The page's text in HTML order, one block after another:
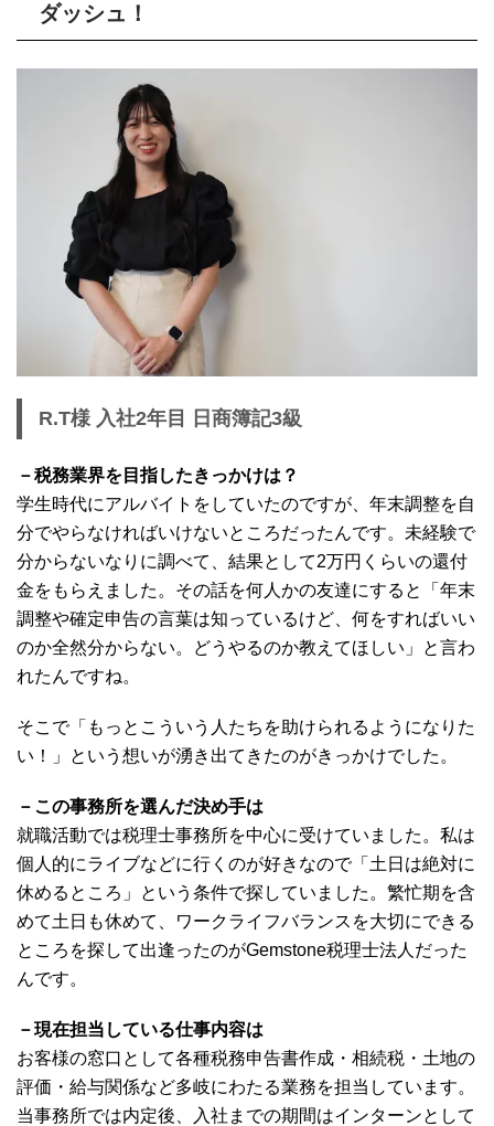
ダッシュ！
R.T様 入社2年目 日商簿記3級
－税務業界を目指したきっかけは？
学生時代にアルバイトをしていたのですが、年末調整を自
分でやらなければいけないところだったんです。未経験で
分からないなりに調べて、結果として2万円くらいの還付
金をもらえました。その話を何人かの友達にすると「年末
調整や確定申告の言葉は知っているけど、何をすればいい
のか全然分からない。どうやるのか教えてほしい」と言わ
れたんですね。
そこで「もっとこういう人たちを助けられるようになりた
い！」という想いが湧き出てきたのがきっかけでした。
－この事務所を選んだ決め手は
就職活動では税理士事務所を中心に受けていました。私は
個人的にライブなどに行くのが好きなので「土日は絶対に
休めるところ」という条件で探していました。繁忙期を含
めて土日も休めて、ワークライフバランスを大切にできる
ところを探して出逢ったのがGemstone税理士法人だった
んです。
－現在担当している仕事内容は
お客様の窓口として各種税務申告書作成・相続税・土地の
評価・給与関係など多岐にわたる業務を担当しています。
当事務所では内定後、入社までの期間はインターンとして